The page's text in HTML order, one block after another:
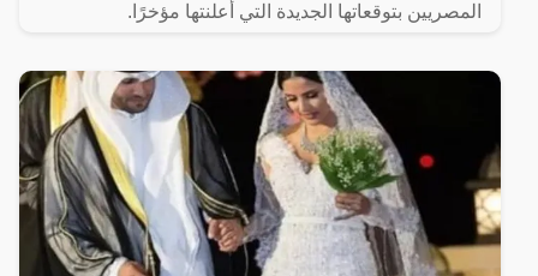
المصريين بتوقعاتها الجديدة التي أعلنتها مؤخرًا.